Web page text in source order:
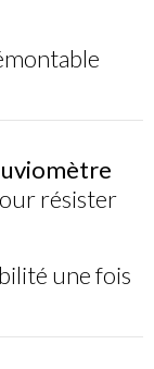
résister
une fois